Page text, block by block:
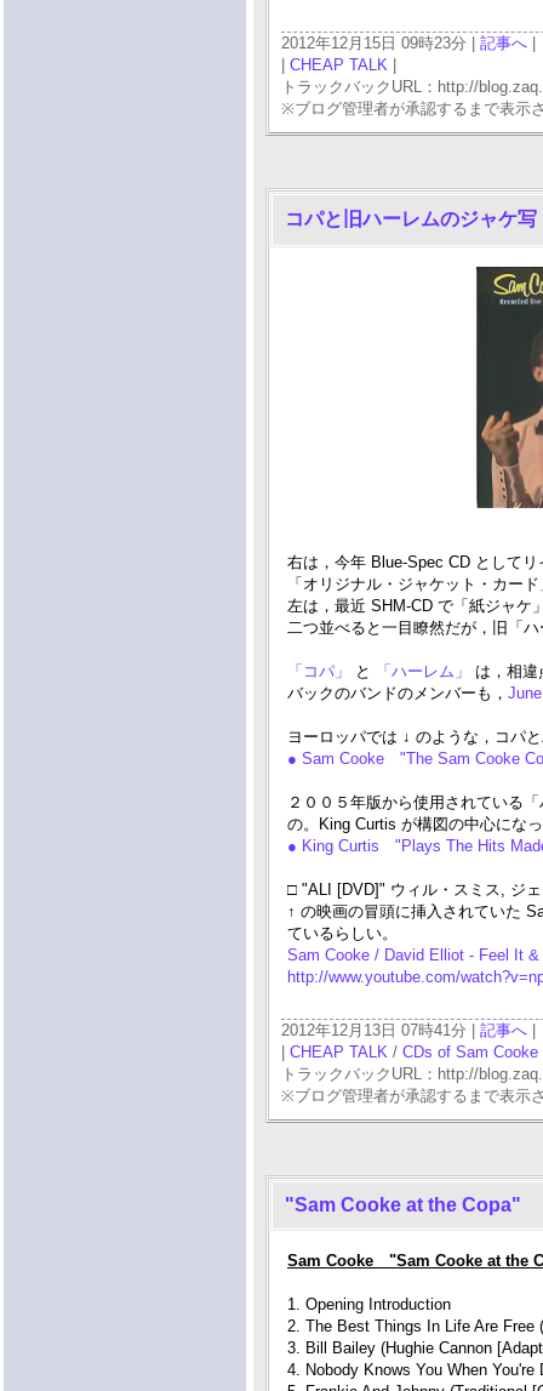
2012年12月15日 09時23分 | 記事へ
CHEAP TALK
トラックバックURL：http://
※ブログ管理者が承認するまで表示
コパと旧ハーレムのジャケ写
右は，今年 Blue-Spec CD として
「オリジナル・ジャケット・カー
左は，最近 SHM-CD で「紙ジャケ
二つ並べると一目瞭然だが，旧「
「コパ」 と 「ハーレム」 は，相
バックのバンドのメンバーも，
ヨーロッパでは ↓ のような，コパ
● Sam Cooke "The Sam Cooke
２００５年版から使用されている
の。King Curtis が構図の中心にな
● King Curtis "Plays The Hits
□ "ALI [DVD]" ウィル・スミス, ジ
↑ の映画の冒頭に挿入されていた
ているらしい。
Sam Cooke / David Elliot - Feel It
http://www.youtube.com/
2012年12月13日 07時41分 | 記事へ
CHEAP TALK / CDs of Sam Cooke
トラックバックURL：http://
※ブログ管理者が承認するまで表示
"Sam Cooke at the Copa"
Sam Cooke "Sam Cooke at the
1. Opening Introduction
2. The Best Things In Life Are Free
3. Bill Bailey (Hughie Cannon
4. Nobody Knows You When